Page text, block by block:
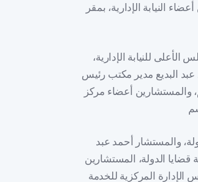
نبيل، خلال يومي ٢٢، ٢٣ ديسمبر الجاري، بمشاركة ٥٥ من أعضاء النيابة الإدارية، بمقر
للنيابة الإدارية،
البديع مدير مكتب رئيس
والمستشارين أعضاء مركز
والمستشار أحمد عبد
الدولة، المستشارين
الإدارة المركزية للخدمة